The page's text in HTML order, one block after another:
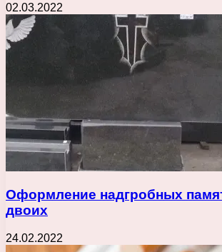
02.03.2022
Оформление надгробных
двоих
24.02.2022